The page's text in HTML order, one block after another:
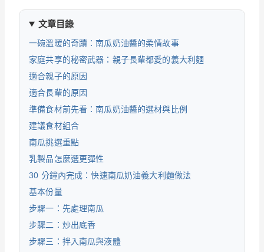
文章目錄
一碗溫暖的奇蹟：南瓜奶油醬的柔情故事
家庭共享的秘密武器：親子長輩都愛的義大利麵
適合親子的原因
適合長輩的原因
準備食材前先看：南瓜奶油醬的選材與比例
建議食材組合
南瓜挑選重點
乳製品怎麼選更彈性
30 分鐘內完成：快速南瓜奶油義大利麵做法
基本份量
步驟一：先處理南瓜
步驟二：炒出底香
步驟三：拌入南瓜與液體